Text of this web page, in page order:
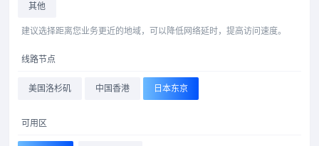
其他
建议选择距离您业务更近的地域，可以降低网络延时，提高访问速度。
线路节点
美国洛杉矶 中国香港 日本东京
可用区